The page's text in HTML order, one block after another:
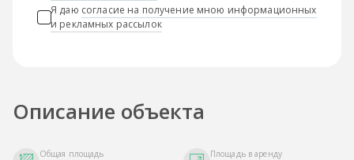
Я даю согласие на получение мною информационных
и рекламных рассылок
Описание объекта
Общая площадь Площадь в аренду